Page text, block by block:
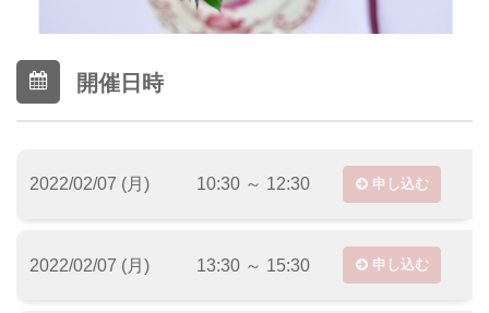
開催日時
2022/02/07 (月) 10:30 ～ 12:30 申し込む
2022/02/07 (月) 13:30 ～ 15:30 申し込む